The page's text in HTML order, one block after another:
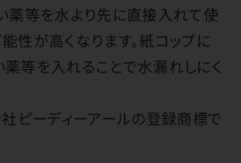
薬等を水より先に直接入れて使
性が高くなります。紙コップに
等を入れることで水漏れしにく
社ピーディーアールの登録商標で